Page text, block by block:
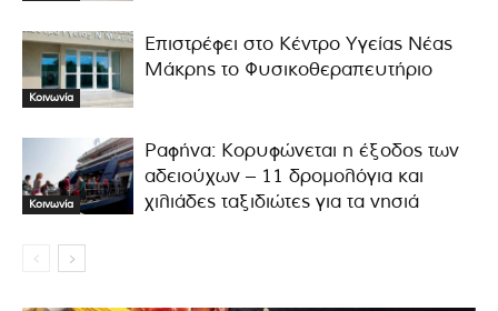
Κοινωνία
Επιστρέφει στο Κέντρο Υγείας Νέας
Μάκρης το Φυσικοθεραπευτήριο
Κοινωνία
Ραφήνα: Κορυφώνεται η έξοδος των
αδειούχων – 11 δρομολόγια και
χιλιάδες ταξιδιώτες για τα νησιά